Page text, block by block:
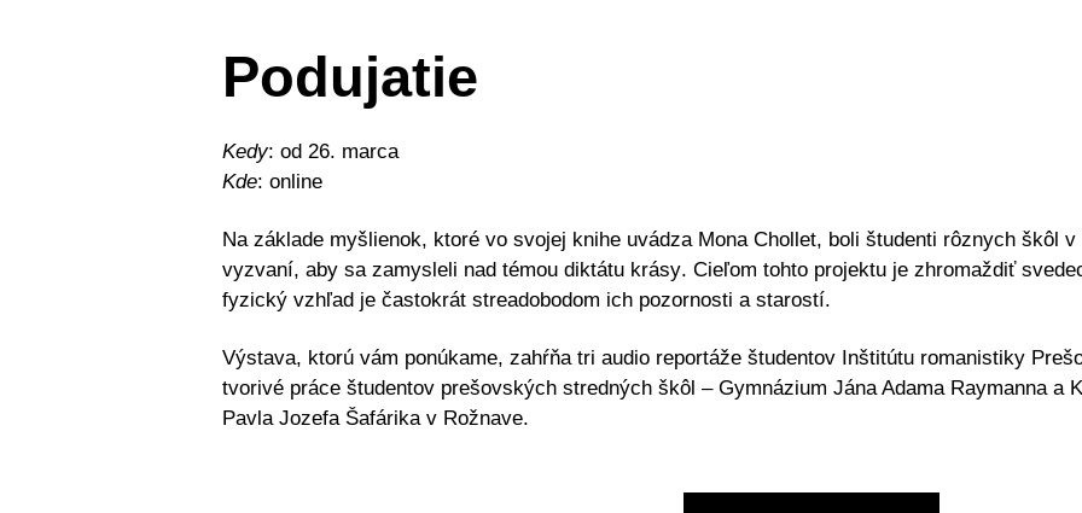
Podujatie
Kedy: od 26. marca
Kde: online
Na základe myšlienok, ktoré vo svojej knihe uvádza Mona Chollet, boli študenti rôznych škôl
vyzvaní, aby sa zamysleli nad témou diktátu krásy. Cieľom tohto projektu je zhromaždiť
fyzický vzhľad je častokrát streadobodom ich pozornosti a starostí.
Výstava, ktorú vám ponúkame, zahŕňa tri audio reportáže študentov Inštitútu romanistiky
tvorivé práceštudentov prešovských stredných škôl – Gymnázium Jána Adama Raymanna a
Pavla Jozefa Šafárika v Rožnave.